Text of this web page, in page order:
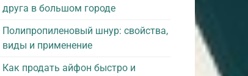
друга в большом городе
Полипропиленовый шнур: свойства,
виды и применение
Как продать айфон быстро и